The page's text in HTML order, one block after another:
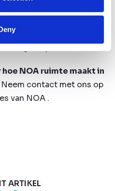
stappen van NOA,
NOA ruimte maakt in
Neem contact met ons op
van NOA .
ARTIKEL